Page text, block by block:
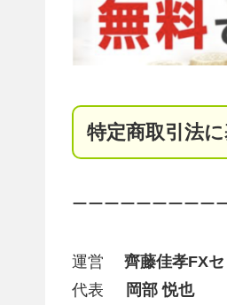
特定商取引法
ーーーーーーーーー
運営 齊藤佳孝FX
代表
岡部 悦也